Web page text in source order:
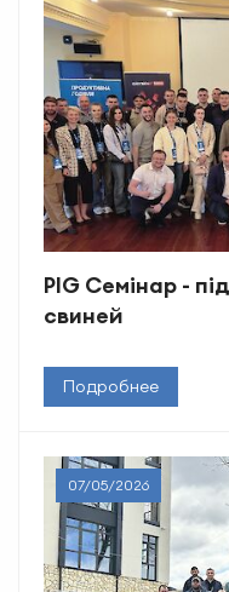
PIG Семінар -
свиней
Подробнее
07/05/2026